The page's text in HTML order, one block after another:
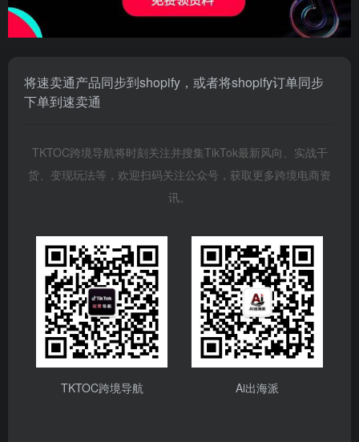
将速卖通产品同步到shopify，或者将shopify订单同步
下单到速卖通
TKTOC跨境导航将时刻关注并搜集TikTok最新风向、实战干
货、变现玩法等，欢迎扫码关注公众号，获取更多跨境电商资
讯。
TKTOC跨境导航 Ai出海派